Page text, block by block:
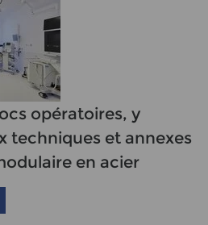
opératoires, y
techniques et annexes
en acier